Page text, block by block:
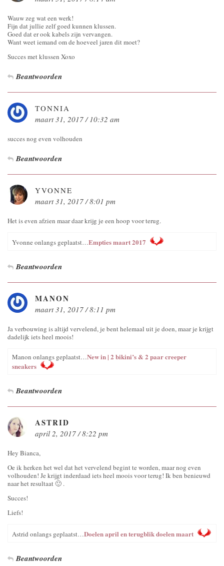
Wauw zeg wat een werk!
Fijn dat jullie zelf goed kunnen klussen.
Goed dat er ook kabels zijn vervangen.
Want weet iemand om de hoeveel jaren dit moet?
Succes met klussen Xoxo
Beantwoorden
TONNIA
maart 31, 2017 / 10:32 am
succes nog even volhouden
Beantwoorden
YVONNE
maart 31, 2017 / 8:01 pm
Het is even afzien maar daar krijg je een hoop voor terug.
Yvonne onlangs geplaatst…Empties maart 2017
Beantwoorden
MANON
maart 31, 2017 / 8:11 pm
Ja verbouwing is altijd vervelend, je bent helemaal uit je doen, maar je krijgt
dadelijk iets heel moois!
Manon onlangs geplaatst…New in | 2 bikini’s & 2 paar creeper
sneakers
Beantwoorden
ASTRID
april 2, 2017 / 8:22 pm
Hey Bianca,
Oe ik herken het wel dat het vervelend begint te worden, maar nog even
volhouden! Je krijgt inderdaad iets heel moois voor terug! Ik ben benieuwd
naar het resultaat 🙂 .
Succes!
Liefs!
Astrid onlangs geplaatst…Doelen april en terugblik doelen maart
Beantwoorden